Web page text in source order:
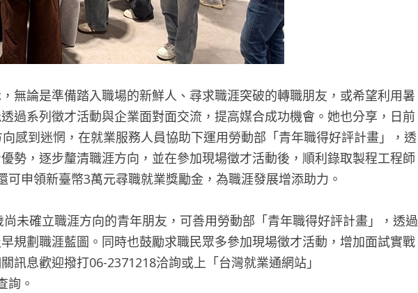
無論是準備踏入職場的新鮮人、尋求職涯突破的轉職朋友，或希望利用暑
過系列徵才活動與企業面對面交流，提高媒合成功機會。她也分享，日前
感到迷惘，在就業服務人員協助下運用勞動部「青年職得好評計畫」，透
勢，逐步釐清職涯方向，並在參加現場徵才活動後，順利錄取製程工程師
可申領新臺幣3萬元尋職就業獎勵金，為職涯發展增添助力。
未確立職涯方向的青年朋友，可善用勞動部「青年職得好評計畫」，透過
規劃職涯藍圖。同時也鼓勵求職民眾多參加現場徵才活動，增加面試實戰
訊息歡迎撥打06-2371218洽詢或上「台灣就業通網站」
詢。